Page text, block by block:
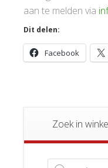
aan te melden via
Dit delen:
Facebook
Zoek in
Producten